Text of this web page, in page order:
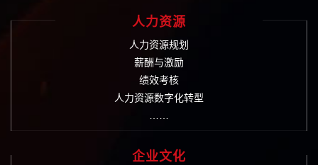
人力资源
人力资源规划
薪酬与激励
绩效考核
人力资源数字化转型
企业文化